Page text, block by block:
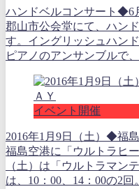
ハンドベルコンサート◆6
郡山市公会堂にて、ハン
す。イングリッシュハン
ピアノのアンサンブルで
イベント開催
2016年1月9日（土）◆福
福島空港に「ウルトラヒ
（土）は「ウルトラマン
は、10：00、14：00の2回